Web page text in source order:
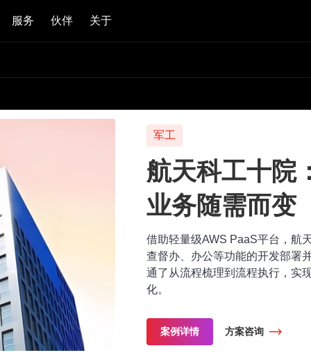
服务 伙伴 关于
军工
航天科工十院
业务随需而变
借助轻量级AWS PaaS平台，航
查督办、办公等功能的开发部署
通了从流程梳理到流程执行，实
化。
案例详情 方案咨询